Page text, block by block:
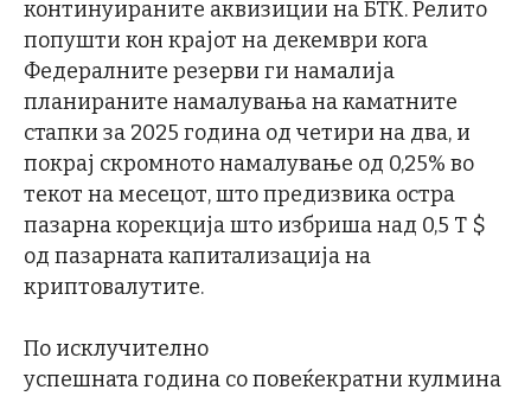
континуираните аквизиции на БТК. Релито
попушти кон крајот на декември кога
Федералните резерви ги намалија
планираните намалувања на каматните
стапки за 2025 година од четири на два, и
покрај скромното намалување од 0,25% во
текот на месецот, што предизвика остра
пазарна корекција што избриша над 0,5 T $
од пазарната капитализација на
криптовалутите.
По исклучително
успешната година со повеќекратни кулмина